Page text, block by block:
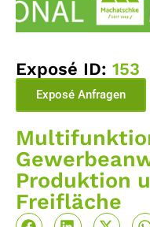
Exposé ID: 153
Exposé Anfragen
Produktion
Freifläche